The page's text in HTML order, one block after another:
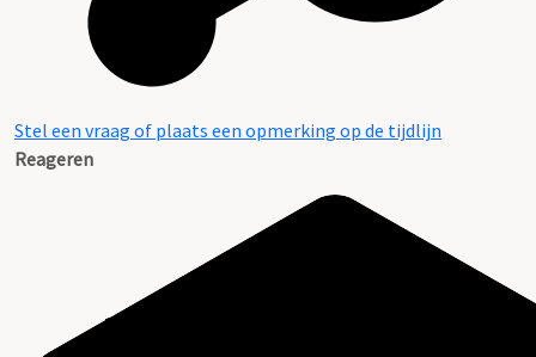
Stel een vraag of plaats een opmerking op de tijdlijn
Reageren